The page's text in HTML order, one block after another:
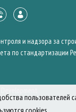
и надзора за
по стандартизации
пользователей
cookies